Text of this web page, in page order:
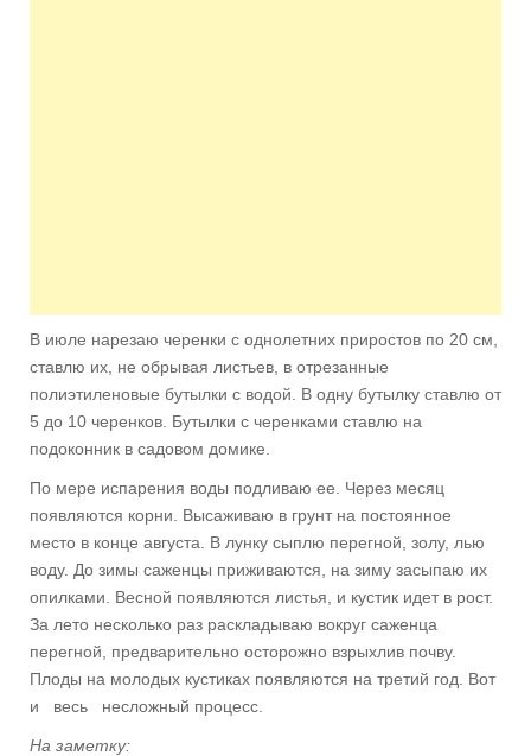
В июле нарезаю черенки с однолетних приростов по 20 см,
ставлю их, не обрывая листьев, в отрезанные
полиэтиленовые бутылки с водой. В одну бутылку ставлю от
5 до 10 черенков. Бутылки с черенками ставлю на
подоконник в садовом домике.
По мере испарения воды подливаю ее. Через месяц
появляются корни. Высаживаю в грунт на постоянное
место в конце августа. В лунку сыплю перегной, золу, лью
воду. До зимы саженцы приживаются, на зиму засыпаю их
опилками. Весной появляются листья, и кустик идет в рост.
За лето несколько раз раскладываю вокруг саженца
перегной, предварительно осторожно взрыхлив почву.
Плоды на молодых кустиках появляются на третий год. Вот
и весь несложный процесс.
На заметку: